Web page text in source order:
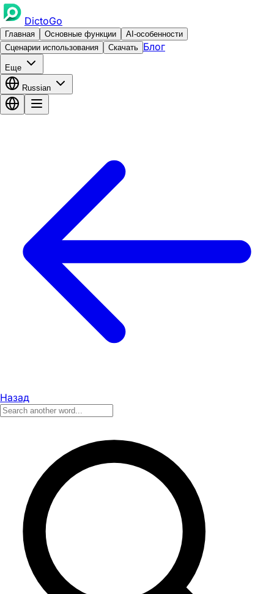
DictoGo
Главная Основные функции
AI-особенности
Сценарии использования
Скачать Блог
Еще
Russian
Назад